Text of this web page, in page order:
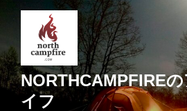
ン
ツ
へ
NORTHCAMPFIRE
イフ